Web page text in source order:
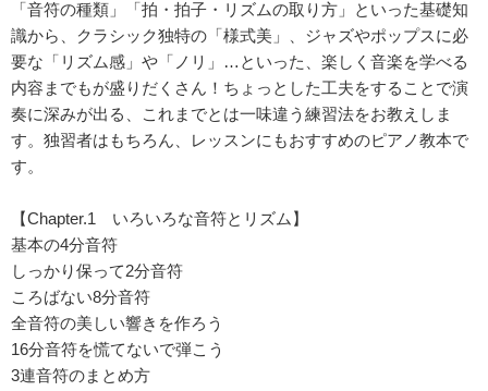
「音符の種類」「拍・拍子・リズムの取り方」といった基礎知
識から、クラシック独特の「様式美」、ジャズやポップスに必
要な「リズム感」や「ノリ」…といった、楽しく音楽を学べる
内容までもが盛りだくさん！ちょっとした工夫をすることで演
奏に深みが出る、これまでとは一味違う練習法をお教えしま
す。独習者はもちろん、レッスンにもおすすめのピアノ教本で
す。
【Chapter.1 いろいろな音符とリズム】
基本の4分音符
しっかり保って2分音符
ころばない8分音符
全音符の美しい響きを作ろう
16分音符を慌てないで弾こう
3連音符のまとめ方